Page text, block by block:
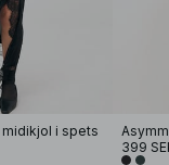
i spets
399